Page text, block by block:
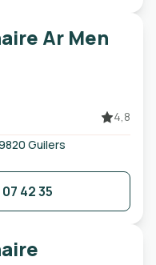
Ar Men
4,8
Guilers
42 35